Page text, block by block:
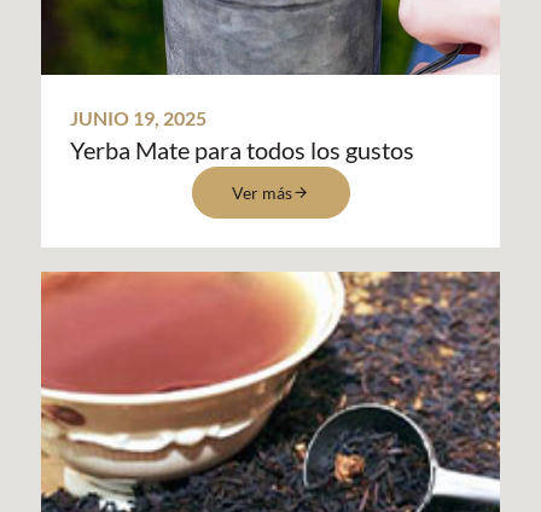
JUNIO 19, 2025
Yerba Mate para todos los gustos
Ver más